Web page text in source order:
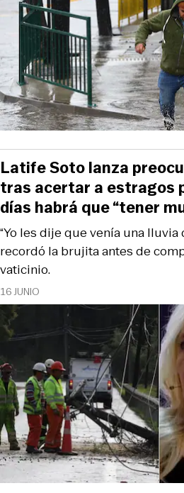
16 JUNIO
“Yo les dije que venía una lluvia
recordó la brujita antes de
vaticinio.
Latife Soto lanza
tras acertar a estragos
días habrá que “tener